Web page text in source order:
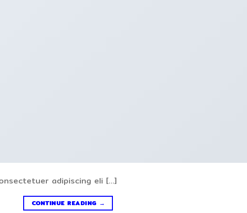
adipiscing eli […]
CONTINUE READING →